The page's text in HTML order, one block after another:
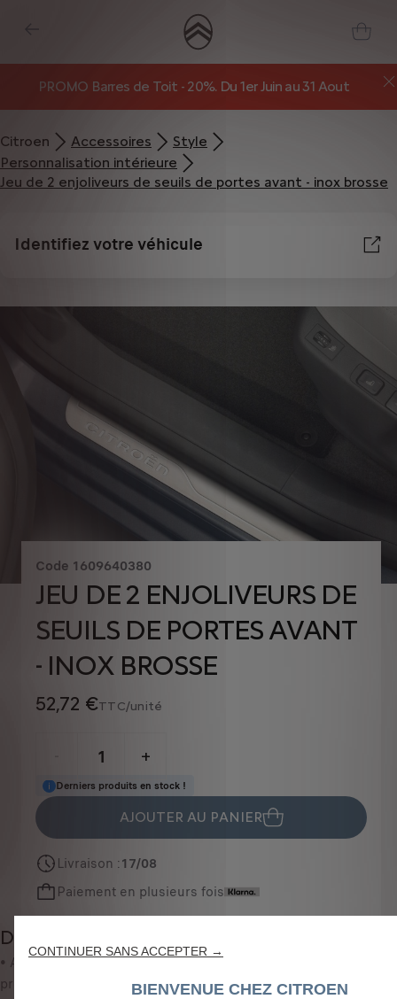
PROMO Barres de Toit - 20%. Du 1er Juin au 31 Aout
Citroen Accessoires
Style
Personnalisation intérieure
Jeu de 2 enjoliveurs de seuils de portes avant - inox brosse
Identifiez votre véhicule
Code 1609640380
JEU DE 2 ENJOLIVEURS DE
SEUILS DE PORTES AVANT
- INOX BROSSE
52,72 €
e
s
5
2
,
2
TTC/unité
+
Q
u
a
n
t
i
t
u
Derniers produits en stock !
AJOUTER AU PANIER
Livraison :17/08
Paiement en plusieurs fois
Description
• Avec ces enjoliveurs de seuils de portes, personnalisez et
protégez votre véhicule des éraflures.
CONTINUER SANS ACCEPTER →
BIENVENUE CHEZ CITROEN